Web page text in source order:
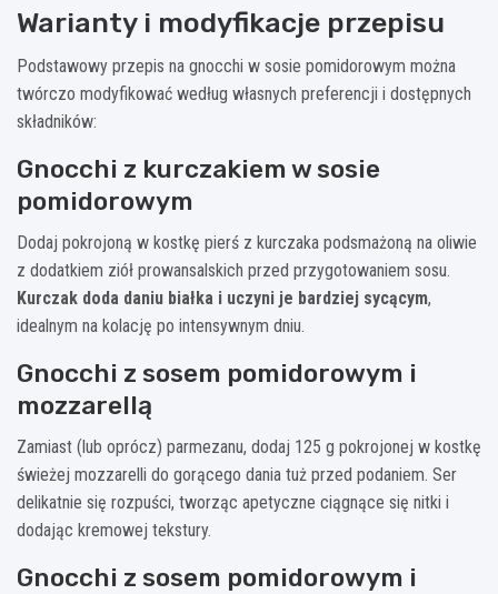
Warianty i modyfikacje przepisu
Podstawowy przepis na gnocchi w sosie pomidorowym można
twórczo modyfikować według własnych preferencji i dostępnych
składników:
Gnocchi z kurczakiem w sosie
pomidorowym
Dodaj pokrojoną w kostkę pierś z kurczaka podsmażoną na oliwie
z dodatkiem ziół prowansalskich przed przygotowaniem sosu.
Kurczak doda daniu białka i uczyni je bardziej sycącym,
idealnym na kolację po intensywnym dniu.
Gnocchi z sosem pomidorowym i
mozzarellą
Zamiast (lub oprócz) parmezanu, dodaj 125 g pokrojonej w kostkę
świeżej mozzarelli do gorącego dania tuż przed podaniem. Ser
delikatnie się rozpuści, tworząc apetyczne ciągnące się nitki i
dodając kremowej tekstury.
Gnocchi z sosem pomidorowym i